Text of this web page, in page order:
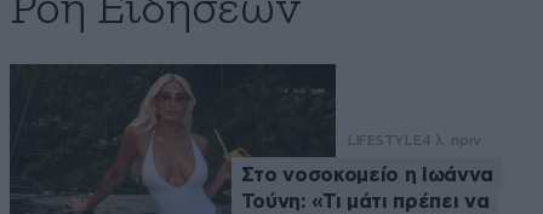
Ροή Ειδήσεων
LIFESTYLE4 λ. πριν
Στο νοσοκομείο η Ιωάννα
Τούνη: «Τι μάτι πρέπει να